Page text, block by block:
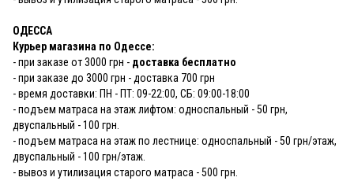
ОДЕССА
Курьер магазина по Одессе:
- при заказе от 3000 грн - доставка бесплатно
- при заказе до 3000 грн - доставка 700 грн
- время доставки: ПН - ПТ: 09-22:00, СБ: 09:00-18:00
- подъем матраса на этаж лифтом: односпальный - 50 грн,
двуспальный - 100 грн.
- подъем матраса на этаж по лестнице: односпальный - 50 грн/этаж,
двуспальный - 100 грн/этаж.
- вывоз и утилизация старого матраса - 500 грн.